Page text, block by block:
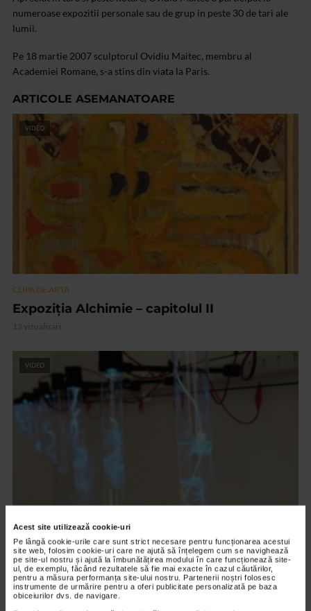
Acest site utilizează cookie-uri
Pe lângă cookie-urile care sunt strict necesare pentru funcționarea acestui
site web, folosim cookie-uri care ne ajută să înțelegem cum se navighează
pe site-ul nostru și ajută la îmbunătățirea modului în care funcționează site-
ul, de exemplu, făcând rezultatele să fie mai exacte în cazul căutărilor,
pentru a măsura performanța site-ului nostru. Partenerii noștri folosesc
instrumente de urmărire pentru a oferi publicitate personalizată pe baza
obiceiurilor dvs. de navigare.
numeroase expozitii personale sau de grup in peste 30 de tari ale
lumii.
Pe 18 martie 2007 sculptorul Ovidiu Maitec, membru al
Academiei Romane, s-a stins din viata la Paris.
ARTICOLE ASEMANATOARE
VIDEO
CLIPA DE ARTA
Expoziția Alchimie – capitolul II
13 vizualizari
VIDEO
CLIPA DE ARTA
ARTS and ARTISTS. Floriama Cândea –
„Invisible Garden #2”
142 vizualizari